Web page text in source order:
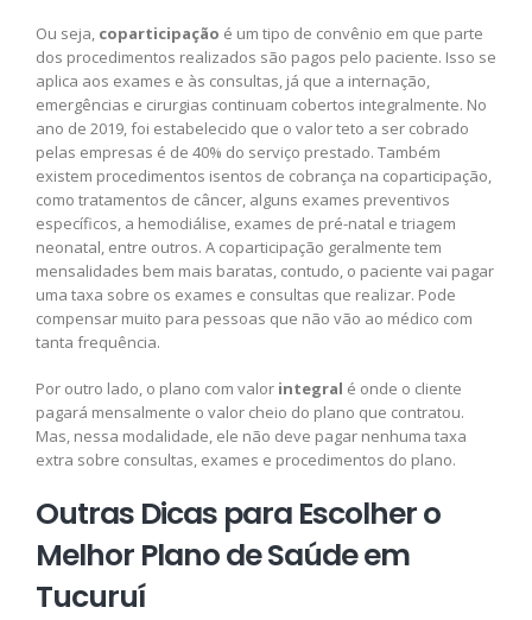
Ou seja, coparticipação é um tipo de convênio em que parte
dos procedimentos realizados são pagos pelo paciente. Isso se
aplica aos exames e às consultas, já que a internação,
emergências e cirurgias continuam cobertos integralmente. No
ano de 2019, foi estabelecido que o valor teto a ser cobrado
pelas empresas é de 40% do serviço prestado. Também
existem procedimentos isentos de cobrança na coparticipação,
como tratamentos de câncer, alguns exames preventivos
específicos, a hemodiálise, exames de pré-natal e triagem
neonatal, entre outros. A coparticipação geralmente tem
mensalidades bem mais baratas, contudo, o paciente vai pagar
uma taxa sobre os exames e consultas que realizar. Pode
compensar muito para pessoas que não vão ao médico com
tanta frequência.
Por outro lado, o plano com valor integral é onde o cliente
pagará mensalmente o valor cheio do plano que contratou.
Mas, nessa modalidade, ele não deve pagar nenhuma taxa
extra sobre consultas, exames e procedimentos do plano.
Outras Dicas para Escolher o
Melhor Plano de Saúde em
Tucuruí